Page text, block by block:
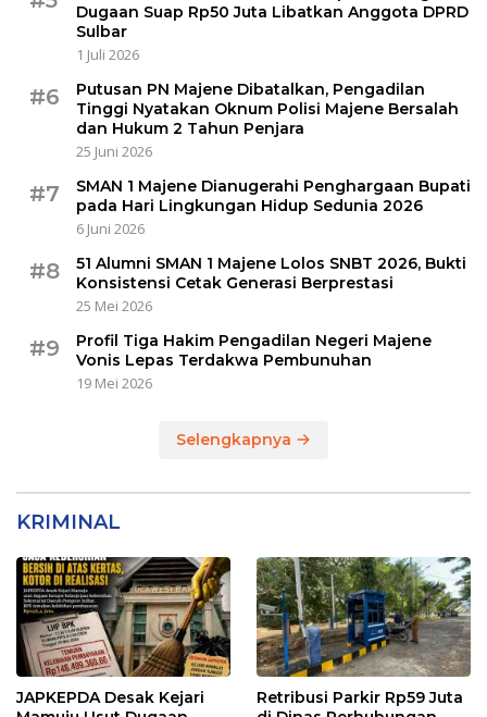
Dugaan Suap Rp50 Juta Libatkan Anggota DPRD
Sulbar
1 Juli 2026
#6
Putusan PN Majene Dibatalkan, Pengadilan
Tinggi Nyatakan Oknum Polisi Majene Bersalah
dan Hukum 2 Tahun Penjara
25 Juni 2026
#7
SMAN 1 Majene Dianugerahi Penghargaan Bupati
pada Hari Lingkungan Hidup Sedunia 2026
6 Juni 2026
#8
51 Alumni SMAN 1 Majene Lolos SNBT 2026, Bukti
Konsistensi Cetak Generasi Berprestasi
25 Mei 2026
#9
Profil Tiga Hakim Pengadilan Negeri Majene
Vonis Lepas Terdakwa Pembunuhan
19 Mei 2026
Selengkapnya
KRIMINAL
JAPKEPDA Desak Kejari
Retribusi Parkir Rp59 Juta